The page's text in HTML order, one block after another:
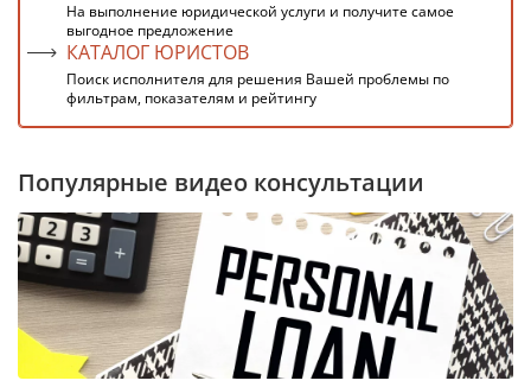
На выполнение юридической услуги и получите самое
выгодное предложение
КАТАЛОГ ЮРИСТОВ
Поиск исполнителя для решения Вашей проблемы по
фильтрам, показателям и рейтингу
Популярные видео консультации